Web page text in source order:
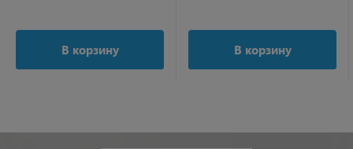
В корзину В корзину